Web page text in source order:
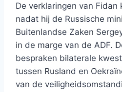
De verklaringen van Fidan
nadat hij de Russische
Buitenlandse Zaken
in de marge van de ADF.
bespraken bilaterale
tussen Rusland en
van de